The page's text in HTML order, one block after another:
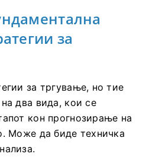
за
за тргување, но тие
два вида, кои се
кон прогнозирање на
Може да биде техничка